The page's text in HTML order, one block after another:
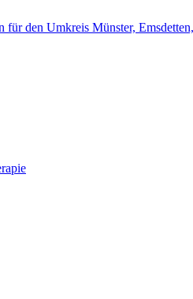
den Umkreis Münster,